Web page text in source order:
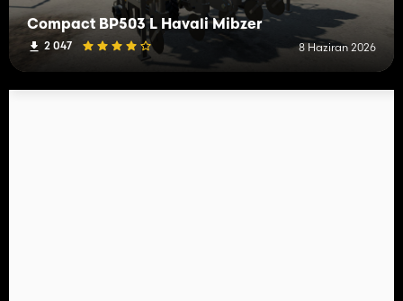
Compact BP503 L Havali Mibzer
2 047 8 Haziran 2026